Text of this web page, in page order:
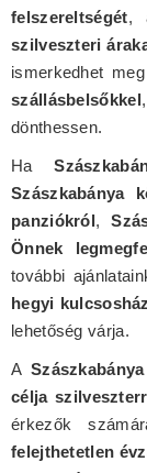
felszereltségét,
szilveszteri
ismerkedhet
szállásbelsőkkel
dönthessen.
Ha
Szászkabánya
panziókról,
Önnek
további
hegyi
lehetőség várja.
A
célja
érkezők
felejthetetlen